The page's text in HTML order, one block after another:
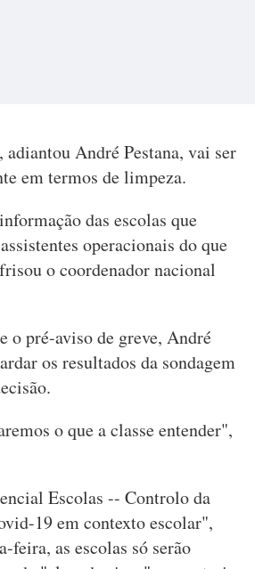
André Pestana, vai ser
em termos de limpeza.
das escolas que
operacionais do que
o coordenador nacional
o pré-aviso de greve, André
os resultados da sondagem
o que a classe entender",
Escolas -- Controlo da
19 em contexto escolar",
feira, as escolas só serão